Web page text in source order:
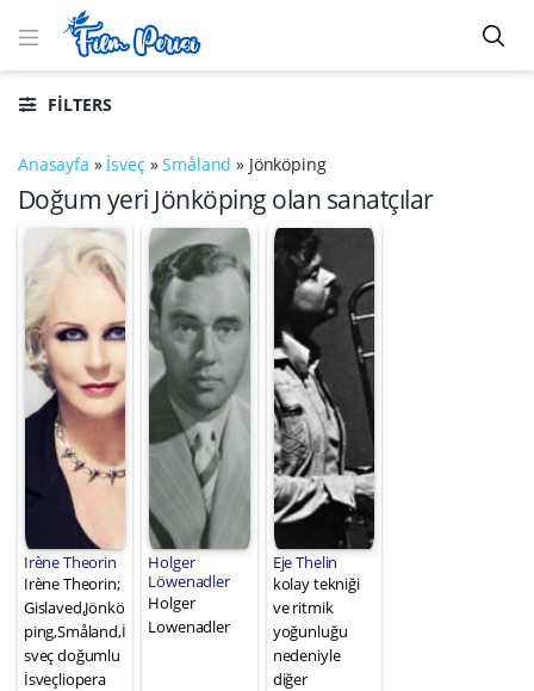
FILTERS
Anasayfa » İsveç »Småland » Jönköping
Doğum yeri Jönköping olan sanatçılar
Irène Theorin
Irène Theorin;
Gislaved,Jönkö
ping,Småland,İ
sveç doğumlu
İsveçliopera
Holger
Löwenadler
Holger
Lowenadler
Eje Thelin
kolay tekniği
ve ritmik
yoğunluğu
nedeniyle
diğer